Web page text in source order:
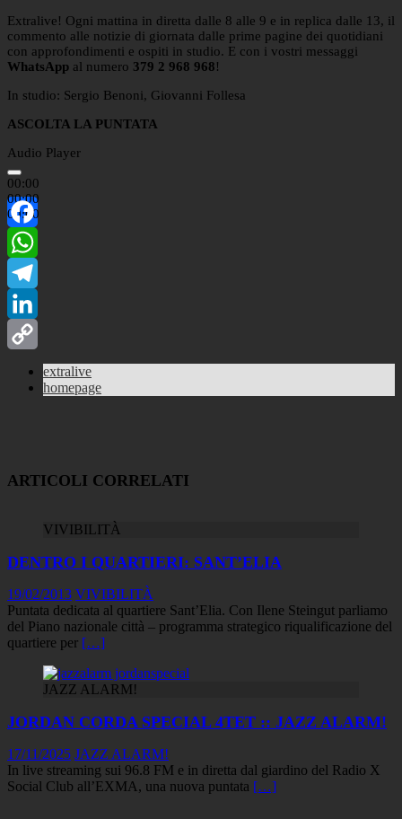
Extralive! Ogni mattina in diretta dalle 8 alle 9 e in replica dalle 13, il
commento alle notizie di giornata dalle prime pagine dei quotidiani
con approfondimenti e ospiti in studio. E con i vostri messaggi
WhatsApp al numero 379 2 968 968!
In studio: Sergio Benoni, Giovanni Follesa
ASCOLTA LA PUNTATA
Audio Player
00:00
00:00
00:00
Facebook
WhatsApp
Telegram
LinkedIn
Link
extralive
homepage
ARTICOLI CORRELATI
VIVIBILITÀ
DENTRO I QUARTIERI: SANT’ELIA
19/02/2013 VIVIBILITÀ
Puntata dedicata al quartiere Sant’Elia. Con Ilene Steingut parliamo
del Piano nazionale città – programma strategico riqualificazione del
quartiere per […]
JAZZ ALARM!
JORDAN CORDA SPECIAL 4TET :: JAZZ ALARM!
17/11/2025 JAZZ ALARM!
In live streaming sui 96.8 FM e in diretta dal giardino del Radio X
Social Club all’EXMA, una nuova puntata […]